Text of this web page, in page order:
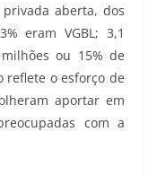
aberta, dos
eram VGBL; 3,1
ou 15% de
reflete o esforço de
aportar em
com a